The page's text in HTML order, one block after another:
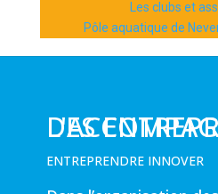
Les clubs et
Pôle aquatique de
L'ACCOMPAGNEMENT DES
ENTREPRENDRE INNOVER